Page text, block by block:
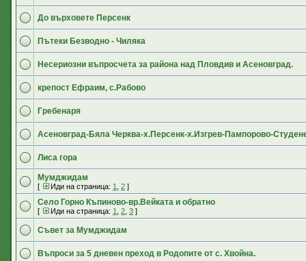
До върховете Персенк
Пътеки Безводно - Чиляка
Несериозни въпросчета за района над Пловдив и Асеновград.
крепост Ефраим, с.Рабово
Гребенаря
Асеновград-Бяла Черква-х.Персенк-х.Изгрев-Пампорово-
Лиса гора
Мумджидам
[ Иди на страница: 1 2 ]
Село Горно Къпиново-вр.Вейката и обратно
[ Иди на страница: 1 2 3 ]
Съвет за Мумджидам
Въпроси за 5 дневен преход в Родопите от с. Хвойна.